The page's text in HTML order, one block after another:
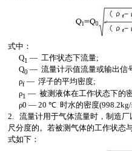
式中：
Q1 — 工作状态下流量;
Q0 — 流量计示值流量或输出信
ρf — 浮子的平均密度;
ρ1 — 被测液体在工作状态下的
ρ0 — 20 ℃ 时水的密度(998.2kg/
2. 流量计用于气体流量时，制造厂
尺分度的。若被测气体的工作状态
式如下：